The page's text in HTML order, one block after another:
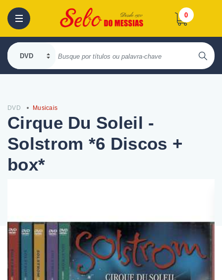
0
DVD Musicais
Cirque Du Soleil -
Solstrom *6 Discos +
box*